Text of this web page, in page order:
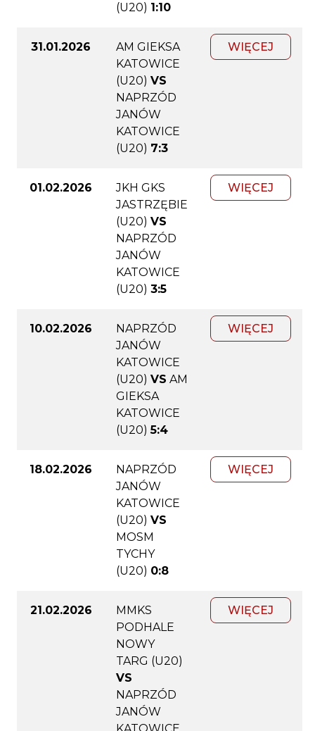
(U20) 1:10
31.01.2026
AM GIEKSA
KATOWICE
(U20) VS
NAPRZÓD
JANÓW
KATOWICE
(U20) 7:3
WIĘCEJ
01.02.2026
JKH GKS
JASTRZĘBIE
(U20) VS
NAPRZÓD
JANÓW
KATOWICE
(U20) 3:5
WIĘCEJ
10.02.2026
NAPRZÓD
JANÓW
KATOWICE
(U20) VS AM
GIEKSA
KATOWICE
(U20) 5:4
WIĘCEJ
18.02.2026
NAPRZÓD
JANÓW
KATOWICE
(U20) VS
MOSM
TYCHY
(U20) 0:8
WIĘCEJ
21.02.2026
MMKS
PODHALE
NOWY
TARG (U20)
VS
NAPRZÓD
JANÓW
WIĘCEJ